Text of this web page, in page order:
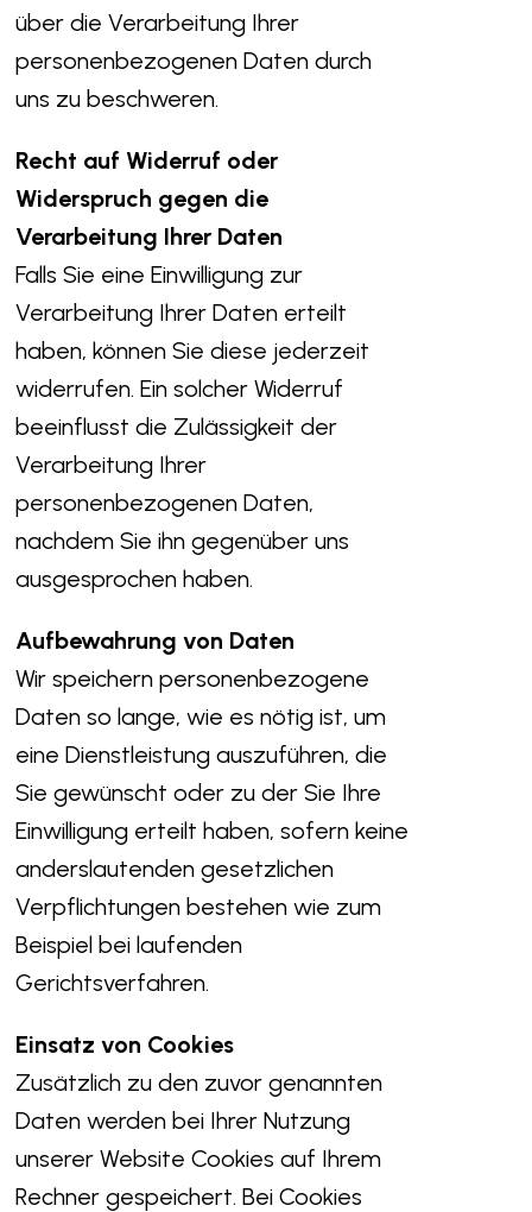
über die Verarbeitung Ihrer
personenbezogenen Daten durch
uns zu beschweren.
Recht auf Widerruf oder
Widerspruch gegen die
Verarbeitung Ihrer Daten
Falls Sie eine Einwilligung zur
Verarbeitung Ihrer Daten erteilt
haben, können Sie diese jederzeit
widerrufen. Ein solcher Widerruf
beeinflusst die Zulässigkeit der
Verarbeitung Ihrer
personenbezogenen Daten,
nachdem Sie ihn gegenüber uns
ausgesprochen haben.
Aufbewahrung von Daten
Wir speichern personenbezogene
Daten so lange, wie es nötig ist, um
eine Dienstleistung auszuführen, die
Sie gewünscht oder zu der Sie Ihre
Einwilligung erteilt haben, sofern keine
anderslautenden gesetzlichen
Verpflichtungen bestehen wie zum
Beispiel bei laufenden
Gerichtsverfahren.
Einsatz von Cookies
Zusätzlich zu den zuvor genannten
Daten werden bei Ihrer Nutzung
unserer Website Cookies auf Ihrem
Rechner gespeichert. Bei Cookies